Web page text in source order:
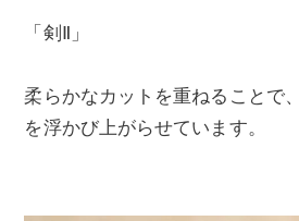
「剣Ⅱ」
柔らかなカットを重ねることで
を浮かび上がらせています。